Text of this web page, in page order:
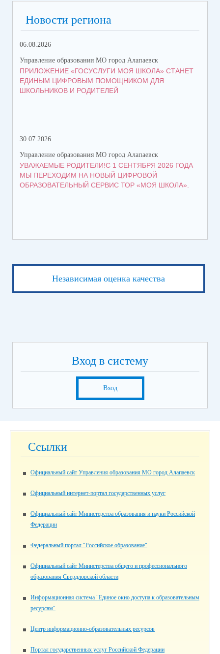
Новости региона
06.08.2026
Управление образования МО город Алапаевск
ПРИЛОЖЕНИЕ «ГОСУСЛУГИ МОЯ ШКОЛА» СТАНЕТ
ЕДИНЫМ ЦИФРОВЫМ ПОМОЩНИКОМ ДЛЯ
ШКОЛЬНИКОВ И РОДИТЕЛЕЙ
30.07.2026
Управление образования МО город Алапаевск
УВАЖАЕМЫЕ РОДИТЕЛИ!С 1 СЕНТЯБРЯ 2026 ГОДА
МЫ ПЕРЕХОДИМ НА НОВЫЙ ЦИФРОВОЙ
ОБРАЗОВАТЕЛЬНЫЙ СЕРВИС ТОР «МОЯ ШКОЛА».
Независимая оценка качества
Вход в систему
Вход
Ссылки
Официальный сайт Управления образования МО город Алапаевск
Официальный интернет-портал государственных услуг
Официальный сайт Министерства образования и науки Российской
Федерации
Федеральный портал "Российское образование"
Официальный сайт Министерства общего и профессионального
образования Свердловской области
Информационная система "Единое окно доступа к образовательным
ресурсам"
Центр информационно-образовательных ресурсов
Портал государственных услуг Российской Федерации